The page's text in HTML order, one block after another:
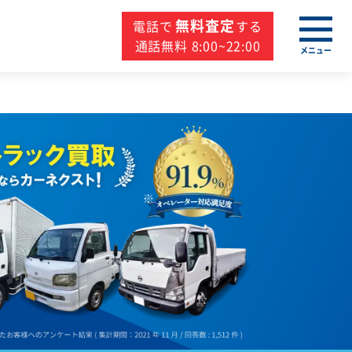
電話で 無料査定する
通話無料 8:00~22:00
メニュー